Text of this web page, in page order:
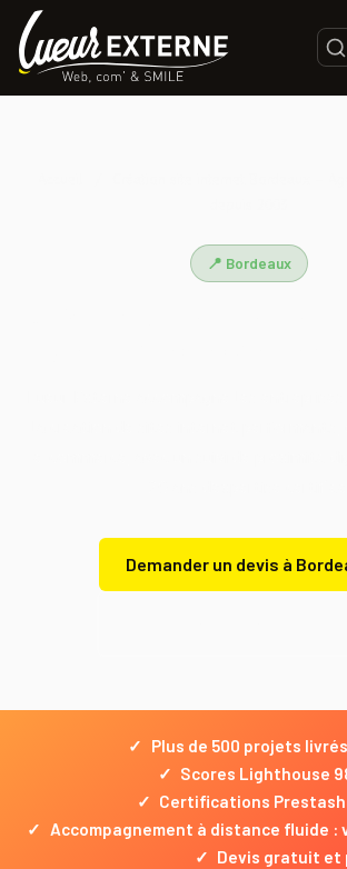
📍 Bordeaux
Demander un devis à
✓
Plus de 500 projets
✓ Scores Lighthouse
✓ Certifications
✓ Accompagnement à distance fluide
✓ Devis gratuit et